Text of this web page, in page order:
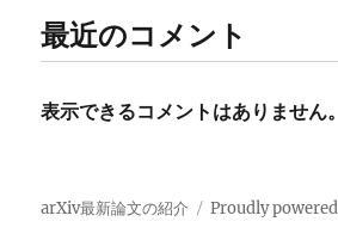
最近のコメント
表示できるコメントはありません。
arXiv最新論文の紹介 Proudly